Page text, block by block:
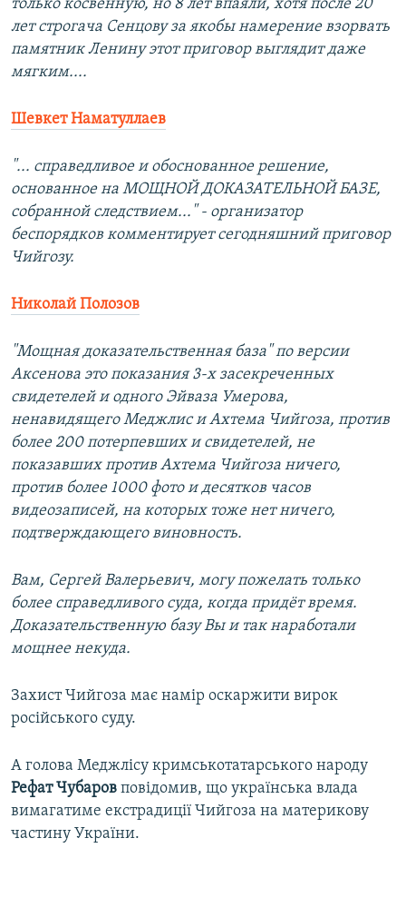
только косвенную, но 8 лет впаяли, хотя после 20
лет строгача Сенцову за якобы намерение взорвать
памятник Ленину этот приговор выглядит даже
мягким....
Шевкет Наматуллаев
"... справедливое и обоснованное решение,
основанное на МОЩНОЙ ДОКАЗАТЕЛЬНОЙ БАЗЕ,
собранной следствием..." - организатор
беспорядков комментирует сегодняшний приговор
Чийгозу.
Николай Полозов
"Мощная доказательственная база" по версии
Аксенова это показания 3-х засекреченных
свидетелей и одного Эйваза Умерова,
ненавидящего Меджлис и Ахтема Чийгоза, против
более 200 потерпевших и свидетелей, не
показавших против Ахтема Чийгоза ничего,
против более 1000 фото и десятков часов
видеозаписей, на которых тоже нет ничего,
подтверждающего виновность.
Вам, Сергей Валерьевич, могу пожелать только
более справедливого суда, когда придёт время.
Доказательственную базу Вы и так наработали
мощнее некуда.
Захист Чийгоза має намір оскаржити вирок
російського суду.
А голова Меджлісу кримськотатарського народу
Рефат Чубаров повідомив, що українська влада
вимагатиме екстрадиції Чийгоза на материкову
частину України.